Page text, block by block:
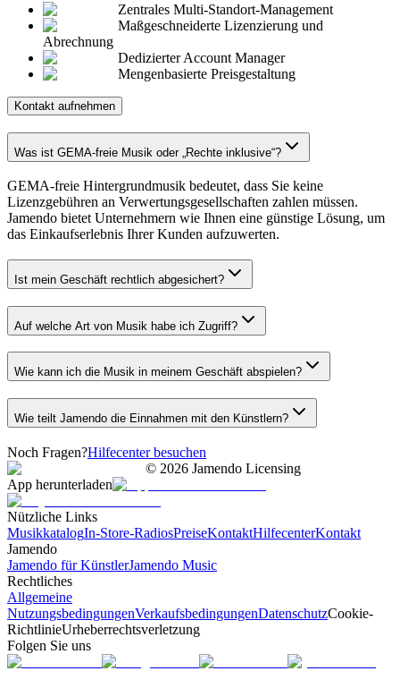
Zentrales Multi-Standort-Management
Maßgeschneiderte Lizenzierung und
Abrechnung
Dedizierter Account Manager
Mengenbasierte Preisgestaltung
Kontakt aufnehmen
Was ist GEMA-freie Musik oder „Rechte inklusive“?
GEMA-freie Hintergrundmusik bedeutet, dass Sie keine
Lizenzgebühren an Verwertungsgesellschaften zahlen müssen.
Jamendo bietet Unternehmern wie Ihnen eine günstige Lösung, um
das Einkaufserlebnis Ihrer Kunden aufzuwerten.
Ist mein Geschäft rechtlich abgesichert?
Auf welche Art von Musik habe ich Zugriff?
Wie kann ich die Musik in meinem Geschäft abspielen?
Wie teilt Jamendo die Einnahmen mit den Künstlern?
Noch Fragen?Hilfecenter besuchen
© 2026 Jamendo Licensing
App herunterladen
Nützliche Links
MusikkatalogIn-Store-RadiosPreiseKontaktHilfecenterKontakt
Jamendo
Jamendo für KünstlerJamendo Music
Rechtliches
Allgemeine
NutzungsbedingungenVerkaufsbedingungenDatenschutzCookie-
RichtlinieUrheberrechtsverletzung
Folgen Sie uns